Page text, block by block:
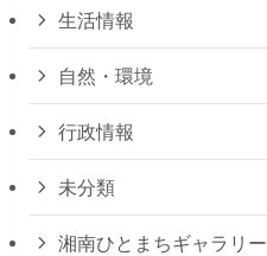
生活情報
自然・環境
行政情報
未分類
湘南ひとまちギャラリー